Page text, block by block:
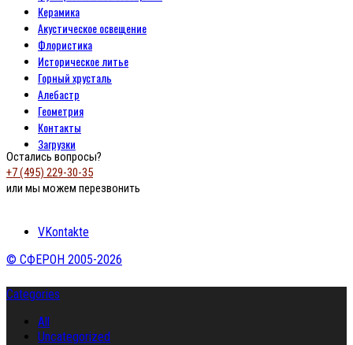
Керамика
Акустическое освещение
Флористика
Историческое литье
Горный хрусталь
Алебастр
Геометрия
Контакты
Загрузки
Остались вопросы?
+7 (495) 229-30-35
или мы можем перезвонить
VKontakte
© СФЕРОН 2005-2026
Categories
All
Uncategorized